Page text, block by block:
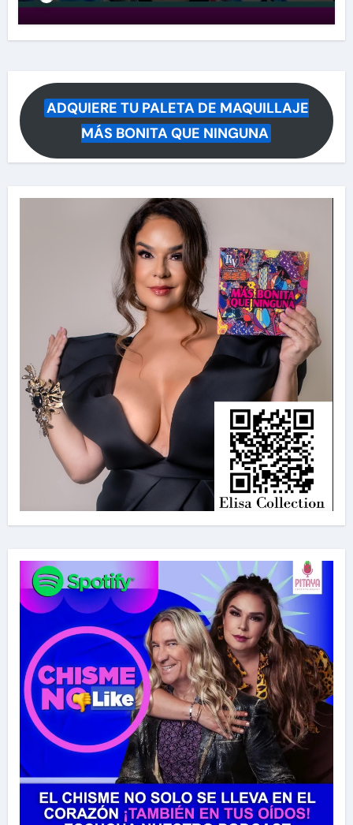
ADQUIERE TU PALETA DE MAQUILLAJE
MÁS BONITA QUE NINGUNA